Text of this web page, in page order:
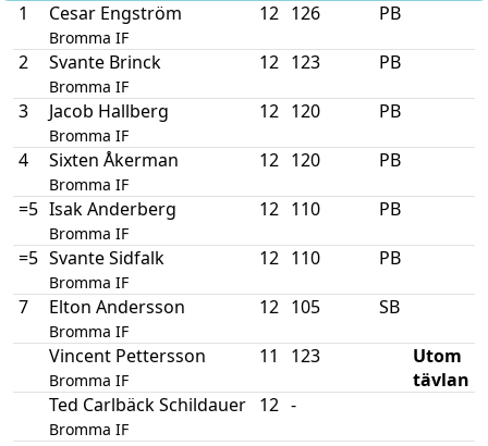
1
Cesar Engström
Bromma IF
12 126 PB
2 Svante Brinck
Bromma IF
12 123 PB
3 Jacob Hallberg
Bromma IF
12 120 PB
4 Sixten Åkerman
Bromma IF
12 120 PB
=5 Isak Anderberg
Bromma IF
12 110 PB
=5 Svante Sidfalk
Bromma IF
12 110 PB
7 Elton Andersson
Bromma IF
12 105 SB
Vincent Pettersson
Bromma IF
11 123
Utom
tävlan
Ted Carlbäck Schildauer
Bromma IF
12 -